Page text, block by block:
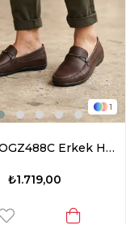
1
Elit ASOGZ488C Erkek Hakiki Deri Casual Ayakkabısı Kahverengi
₺1.719,00